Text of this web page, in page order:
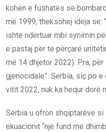
kohën e fushatës së
më 1999, theksohej ideja se:
ishte ndërtuar mbi synimin
e pastaj për të përçarë
më 14 dhjetor 2022). Pra,
gjenocidale”. Serbia, siç po
vitit 2022, nuk ka hequr dorë
Serbia u ofron shqiptarëve
ekuacionit “një fund me